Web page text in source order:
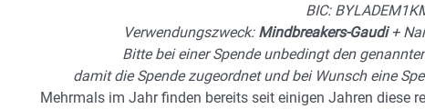
BIC:
Verwendungszweck: Mindbreakers-Gaudi+
Bitte bei einer Spende unbedingt den
damit die Spende zugeordnet und bei Wunsch eine
Mehrmals im Jahr finden bereits seit einigen Jahren diese